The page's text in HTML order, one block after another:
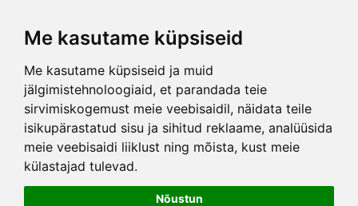
Me kasutame küpsiseid
Me kasutame küpsiseid ja muid
jälgimistehnoloogiaid, et parandada teie
sirvimiskogemust meie veebisaidil, näidata teile
isikupärastatud sisu ja sihitud reklaame, analüüsida
meie veebisaidi liiklust ning mõista, kust meie
külastajad tulevad.
Nõustun